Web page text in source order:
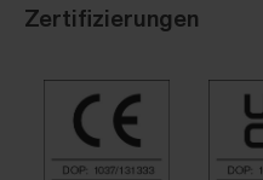
Zertifizierungen